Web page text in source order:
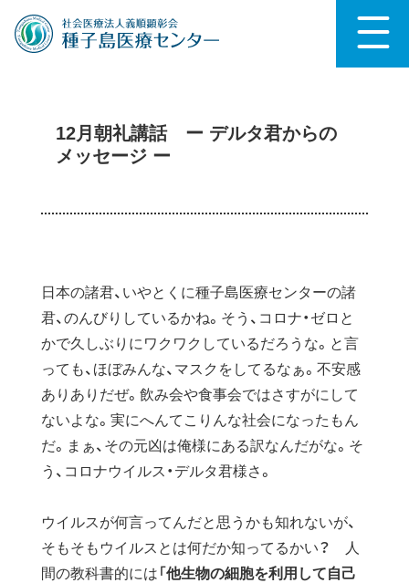
12月朝礼講話 ー デルタ君からの
メッセージ ー
日本の諸君、いやとくに種子島医療センターの諸
君、のんびりしているかね。そう、コロナ・ゼロと
かで久しぶりにワクワクしているだろうな。と言
っても、ほぼみんな、マスクをしてるなぁ。不安感
ありありだぜ。飲み会や食事会ではさすがにして
ないよな。実にへんてこりんな社会になったもん
だ。まぁ、その元凶は俺様にある訳なんだがな。そ
う、コロナウイルス・デルタ君様さ。
ウイルスが何言ってんだと思うかも知れないが、
そもそもウイルスとは何だか知ってるかい？ 人
間の教科書的には「 他生物の細胞を利用して自己